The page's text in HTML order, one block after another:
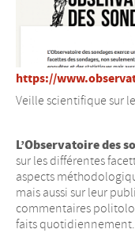
https://
Veille scientifique sur
L’Observatoire des
sur les différentes
aspects
mais aussi sur leur
commentaires
faits quotidiennement.